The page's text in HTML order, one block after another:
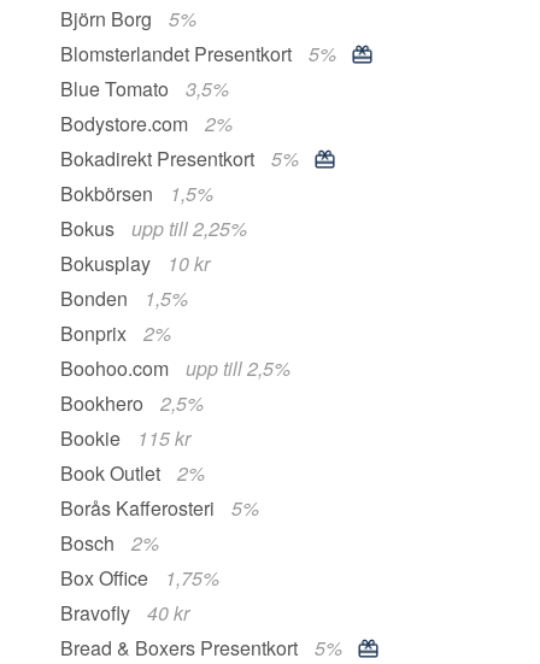
Björn Borg
5%
Blomsterlandet Presentkort
5%
Blue Tomato
3,5%
Bodystore.com
2%
Bokadirekt Presentkort
5%
Bokbörsen
1,5%
Bokus
upp till 2,25%
Bokusplay
10 kr
Bonden
1,5%
Bonprix
2%
Boohoo.com
upp till 2,5%
Bookhero
2,5%
Bookie
115 kr
Book Outlet
2%
Borås Kafferosteri
5%
Bosch
2%
Box Office
1,75%
Bravofly
40 kr
Bread & Boxers Presentkort
5%